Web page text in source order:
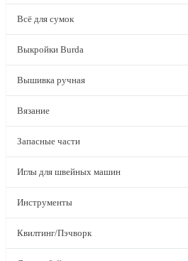
Всё для сумок
Выкройки Burda
Вышивка ручная
Вязание
Запасные части
Иглы для швейных машин
Инструменты
Квилтинг/Пэчворк